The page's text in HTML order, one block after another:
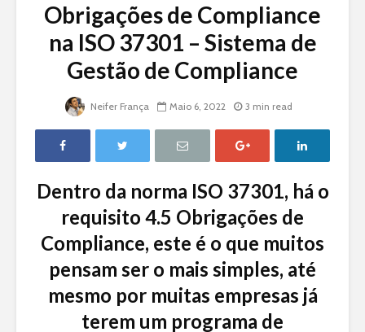
Obrigações de Compliance
na ISO 37301 – Sistema de
Gestão de Compliance
Neifer França Maio 6, 2022 3 min read
Dentro da norma ISO 37301, há o
requisito 4.5 Obrigações de
Compliance, este é o que muitos
pensam ser o mais simples, até
mesmo por muitas empresas já
terem um programa de